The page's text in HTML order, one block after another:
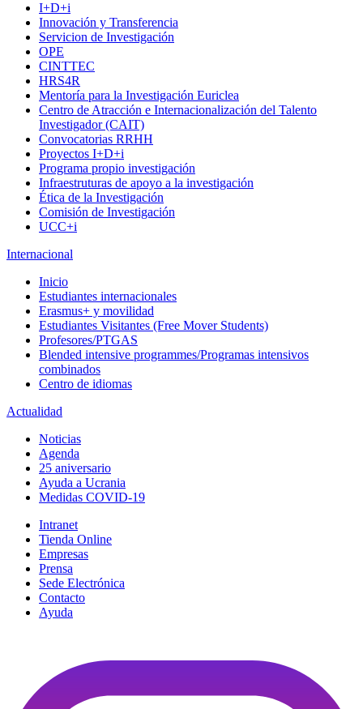
I+D+i
Innovación y Transferencia
Servicion de Investigación
OPE
CINTTEC
HRS4R
Mentoría para la Investigación Euriclea
Centro de Atracción e Internacionalización del Talento
Investigador (CAIT)
Convocatorias RRHH
Proyectos I+D+i
Programa propio investigación
Infraestruturas de apoyo a la investigación
Ética de la Investigación
Comisión de Investigación
UCC+i
Internacional
Inicio
Estudiantes internacionales
Erasmus+ y movilidad
Estudiantes Visitantes (Free Mover Students)
Profesores/PTGAS
Blended intensive programmes/Programas intensivos
combinados
Centro de idiomas
Actualidad
Noticias
Agenda
25 aniversario
Ayuda a Ucrania
Medidas COVID-19
Intranet
Tienda Online
Empresas
Prensa
Sede Electrónica
Contacto
Ayuda